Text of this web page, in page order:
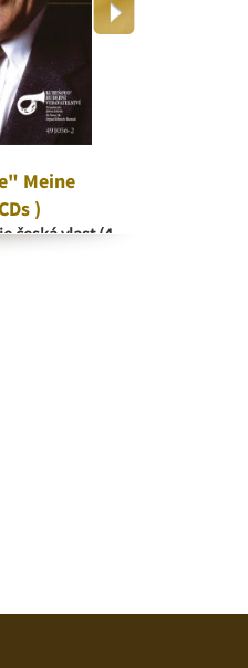
Meine
)
česká vlast (4